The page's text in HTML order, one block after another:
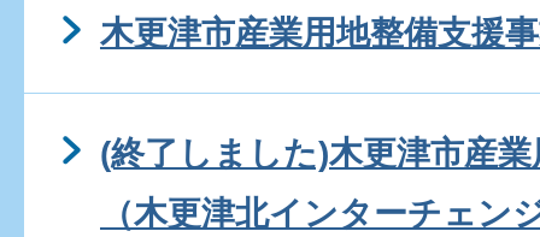
木更津市産業用地整備支援
(終了しました)木更津市産
（木更津北インターチェン